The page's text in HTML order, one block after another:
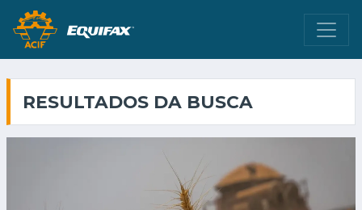
RESULTADOS DA BUSCA